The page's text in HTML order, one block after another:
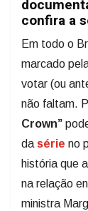
confira a
Em todo o
marcado
votar (ou
não faltam.
Crown”
da série no
história que
na relação
ministra